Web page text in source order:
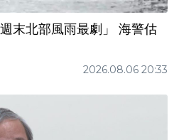
末北部風雨最劇」 海警估
2026.08.06 20:33